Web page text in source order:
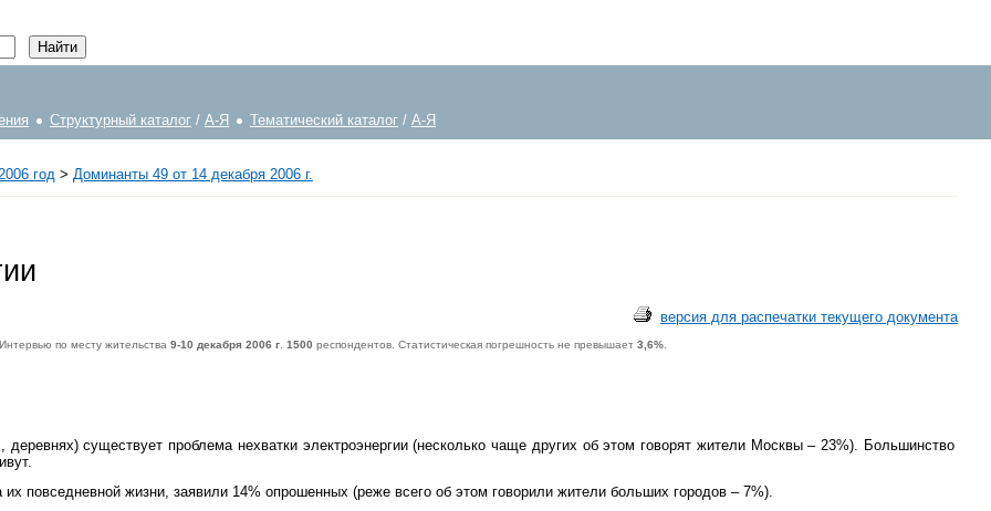
Структурный каталог / А-Я Тематический каталог / А-Я
год > Доминанты 49 от 14 декабря 2006 г.
версия для распечатки текущего документа
по месту жительства 9-10 декабря 2006 г 1500 респондентов. Статистическая погрешность не превышает 3,6%
существует проблема нехватки электроэнергии (несколько чаще других об этом говорят жители Москвы – 23%). Большинство
повседневной жизни, заявили 14% опрошенных (реже всего об этом говорили жители больших городов – 7%).